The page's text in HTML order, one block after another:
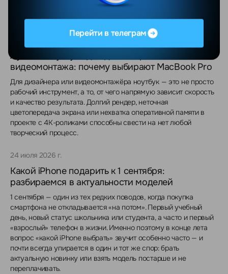
известно на сегодня, — и главное, разобрались, что с этим
делать белорусскому покупателю.
Лучшие ноутбуки для дизайнеров и
видеомонтажа: почему выбирают MacBook Pro
Для дизайнера или видеомонтажёра ноутбук — это не просто
рабочий инструмент, а то, от чего напрямую зависит скорость
и качество результата. Долгий рендер, неточная
цветопередача экрана или нехватка оперативной памяти в
проекте с 4K-роликами способны свести на нет любой
творческий процесс.
24 июля 2026 г.
Какой iPhone подарить к 1 сентября:
разбираемся в актуальности моделей
1 сентября — один из тех редких поводов, когда покупка
смартфона не откладывается «на потом». Первый учебный
день, новый статус школьника или студента, а часто и первый
«взрослый» телефон в жизни. Именно поэтому в конце лета
вопрос «какой iPhone выбрать» звучит особенно часто — и
почти всегда упирается в один и тот же спор: брать
актуальную новинку или взять модель постарше и не
переплачивать.
Перейти в телеграм